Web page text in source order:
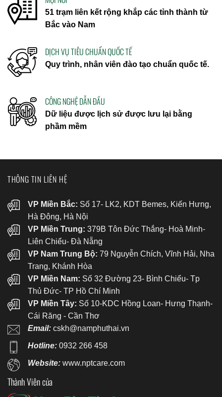
51 trạm liên kết rộng khắp các tỉnh thành từ
Bắc vào Nam
DỊCH VỤ TIÊU CHUẨN QUỐC TẾ
Quy trình, nhân viên đào tạo chuẩn quốc tế.
CÔNG NGHỆ DẪN ĐẦU
Dữ liệu được lịch sử được lưu lại bằng
phầm mềm
THÔNG TIN LIÊN HỆ
VP Miền Bắc: Số 17- LK2, KDT Bemes, Kiến Hưng,
Hà Đông, Hà Nội
VP Miền Trung: 379B Tôn Đức Thắng- Hoà Minh-
Liên Chiểu- Đà Nẵng
VP Nam Trung Bộ: 79 Nguyễn Chích, Vĩnh Hải, Nha
Trang, Khánh Hòa
VP Miền Nam: Số 32 Đường 23- Bình Chiểu- Tp
Thủ Đức- TP Hồ Chí Minh
VP Miền Tây: Số 10-KDC Hồng Loan- Hưng Thạnh-
Cái Răng - Cần Thơ
Email: cskh@namphuthai.vn
Hotline: 0932 266 458
Website:www.nptcare.com
Thành Viên của